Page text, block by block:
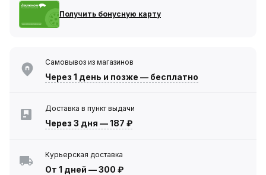
Получить бонусную карту
Самовывоз из магазинов
Через 1 день и позже — бесплатно
Доставка в пункт выдачи
Через 3 дня —187 ₽
Курьерская доставка
От 1 дней —300 ₽